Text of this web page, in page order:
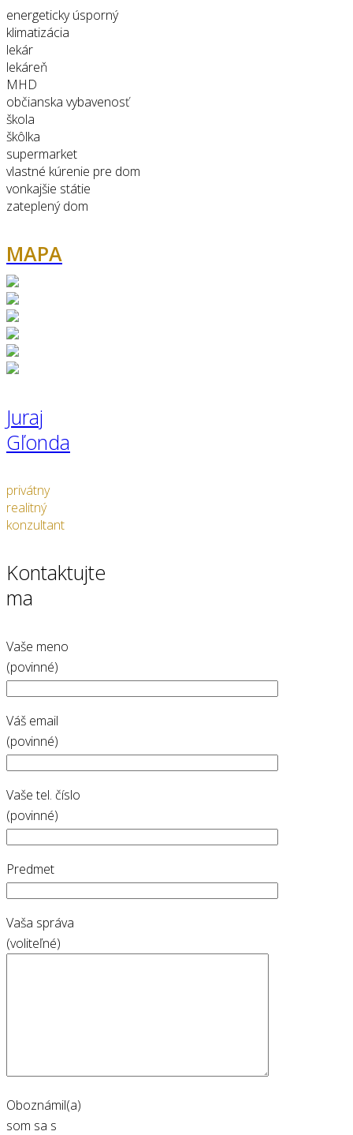
energeticky úsporný
klimatizácia
lekár
lekáreň
MHD
občianska vybavenosť
škola
škôlka
supermarket
vlastné kúrenie pre dom
vonkajšie státie
zateplený dom
MAPA
Juraj
Gľonda
privátny
realitný
konzultant
Kontaktujte
ma
Vaše meno
(povinné)
Váš email
(povinné)
Vaše tel. číslo
(povinné)
Predmet
Vaša správa
(voliteľné)
Oboznámil(a)
som sa s